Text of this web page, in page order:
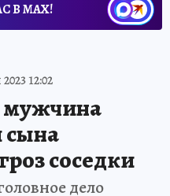
В МАХ!
12:02
мужчина
сына
соседки
дело